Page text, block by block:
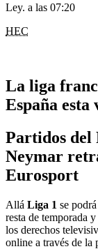
Ley. a las 07:20
HEC
La liga
España
Partidos del
Neymar
Eurosport
Allá Liga 1 se
resta de temporada
los derechos
online a través de la